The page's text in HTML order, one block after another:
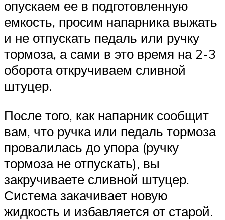
опускаем ее в подготовленную
емкость, просим напарника выжать
и не отпускать педаль или ручку
тормоза, а сами в это время на 2-3
оборота откручиваем сливной
штуцер.
После того, как напарник сообщит
вам, что ручка или педаль тормоза
провалилась до упора (ручку
тормоза не отпускать), вы
закручиваете сливной штуцер.
Система закачивает новую
жидкость и избавляется от старой.